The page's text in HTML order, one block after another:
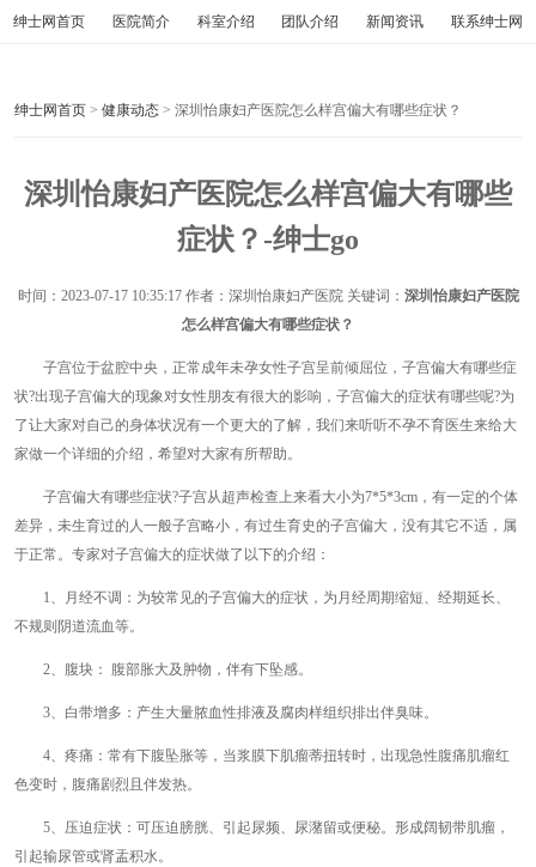
绅士网首页 医院简介 科室介绍 团队介绍 新闻资讯 联系绅士网
绅士网首页 > 健康动态 > 深圳怡康妇产医院怎么样宫偏大有哪些症状？
深圳怡康妇产医院怎么样宫偏大有哪些
症状？-绅士go
时间： 2023-07-17 10:35:17作者：深圳怡康妇产医院 关键词： 深圳怡康妇产医院
怎么样宫偏大有哪些症状？
子宫位于盆腔中央，正常成年未孕女性子宫呈前倾屈位，子宫偏大有哪些症
状?出现子宫偏大的现象对女性朋友有很大的影响，子宫偏大的症状有哪些呢?为
了让大家对自己的身体状况有一个更大的了解，我们来听听不孕不育医生来给大
家做一个详细的介绍，希望对大家有所帮助。
子宫偏大有哪些症状?子宫从超声检查上来看大小为7*5*3cm，有一定的个体
差异，未生育过的人一般子宫略小，有过生育史的子宫偏大，没有其它不适，属
于正常。专家对子宫偏大的症状做了以下的介绍：
1、月经不调：为较常见的子宫偏大的症状，为月经周期缩短、经期延长、
不规则阴道流血等。
2、腹块： 腹部胀大及肿物，伴有下坠感。
3、白带增多：产生大量脓血性排液及腐肉样组织排出伴臭味。
4、疼痛：常有下腹坠胀等，当浆膜下肌瘤蒂扭转时，出现急性腹痛肌瘤红
色变时，腹痛剧烈且伴发热。
5、压迫症状：可压迫膀胱、引起尿频、尿潴留或便秘。形成阔韧带肌瘤，
引起输尿管或肾盂积水。